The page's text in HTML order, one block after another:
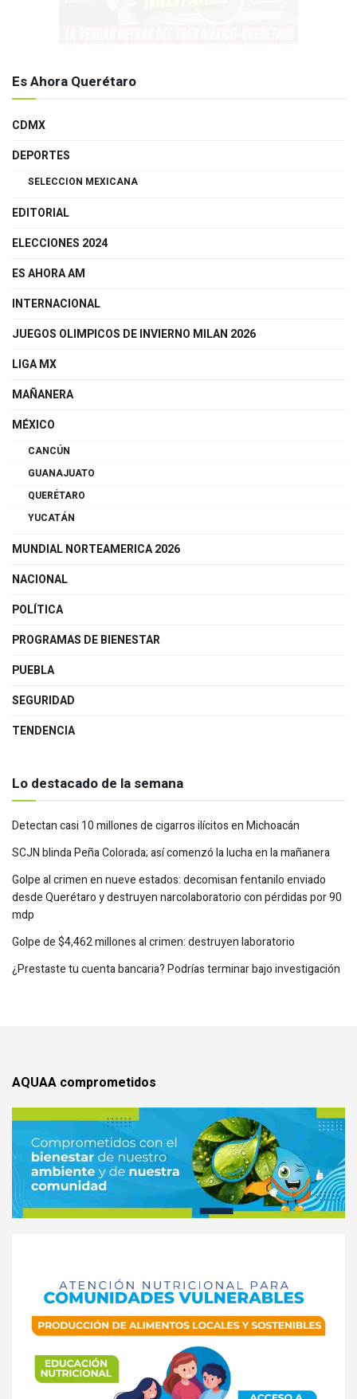
Es Ahora Querétaro
CDMX
DEPORTES
SELECCION MEXICANA
EDITORIAL
ELECCIONES 2024
ES AHORA AM
INTERNACIONAL
JUEGOS OLIMPICOS DE INVIERNO MILAN 2026
LIGA MX
MAÑANERA
MÉXICO
CANCÚN
GUANAJUATO
QUERÉTARO
YUCATÁN
MUNDIAL NORTEAMERICA 2026
NACIONAL
POLÍTICA
PROGRAMAS DE BIENESTAR
PUEBLA
SEGURIDAD
TENDENCIA
Lo destacado de la semana
Detectan casi 10 millones de cigarros ilícitos en Michoacán
SCJN blinda Peña Colorada; así comenzó la lucha en la mañanera
Golpe al crimen en nueve estados: decomisan fentanilo enviado
desde Querétaro y destruyen narcolaboratorio con pérdidas por 90
mdp
Golpe de $4,462 millones al crimen: destruyen laboratorio
¿Prestaste tu cuenta bancaria? Podrías terminar bajo investigación
AQUAA comprometidos